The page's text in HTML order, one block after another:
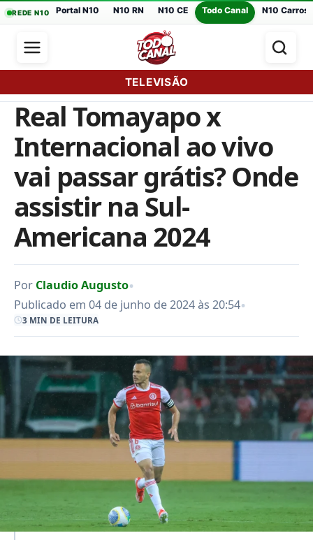
REDE N10 Portal N10 N10 RN N10 CE Todo Canal N10 Carros
TELEVISÃO
Real Tomayapo x
Internacional ao vivo
vai passar grátis? Onde
assistir na Sul-
Americana 2024
Por Claudio Augusto•
Publicado em 04 de junho de 2024 às 20:54•
3 MIN DE LEITURA